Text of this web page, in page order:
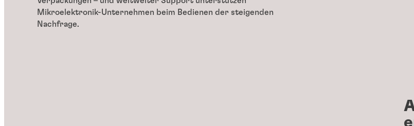
Mikroelektronik-Unternehmen beim Bedienen der steigenden
Nachfrage.